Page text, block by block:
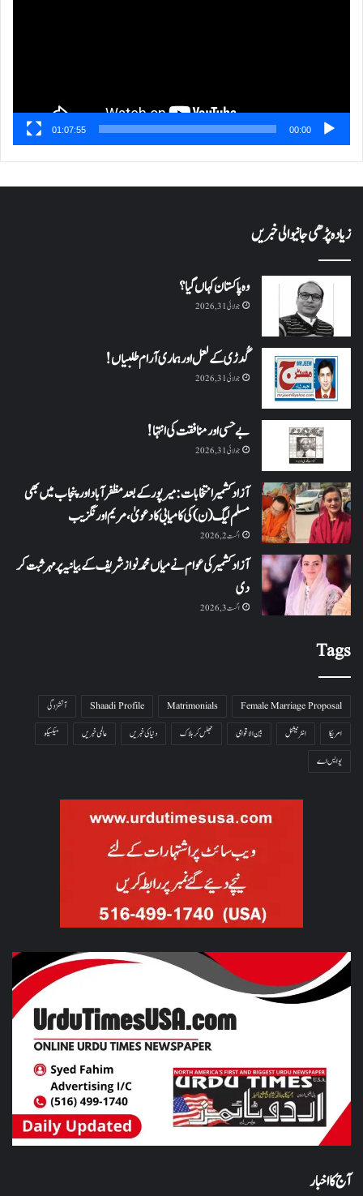
00:00
01:07:55
زیادہ پڑھی جانیوالی خبریں
وہ پاکستان کہاں گیا؟
جولائی 31, 2026
گُدڑی کے لعل اور ہماری آرام طلبیاں!
جولائی 31, 2026
بے حسی اور منافقت کی انتہا !
جولائی 31, 2026
آزاد کشمیر انتخابات: میرپور کے بعد مظفرآباد اور پنجاب میں بھی
مسلم لیگ (ن) کی کامیابی کا دعویٰ، مریم اورنگزیب
اگست 2, 2026
آزاد کشمیر کی عوام نے میاں محمد نواز شریف کے بیانیہ پر مہر ثبت کر
دی
اگست 3, 2026
Tags
Female Marriage Proposal
Matrimonials
Shaadi Profile
آتشزدگی
امریکا
انٹرنیشنل بین الاقوامی جھلس کر ہلاک دنیا کی خبریں عالمی خبریں
میکسیکو
یو ایس اے
آج کا اخبار